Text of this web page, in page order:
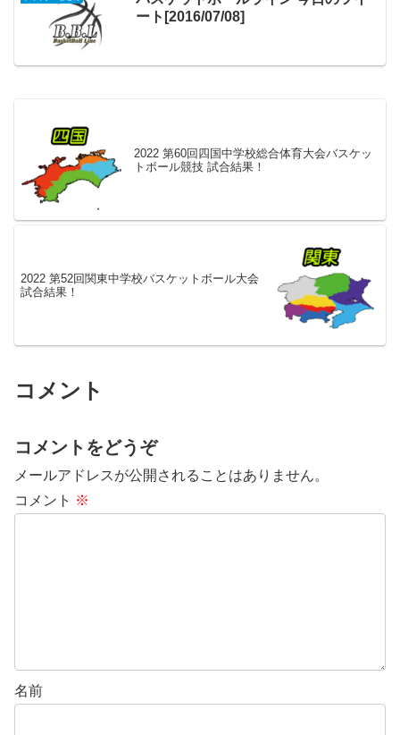
ート[2016/07/08]
2022 第60回四国中学校総合体育大会バスケッ
トボール競技 試合結果！
2022 第52回関東中学校バスケットボール大会
試合結果！
コメント
コメントをどうぞ
メールアドレスが公開されることはありません。
コメント ※
名前